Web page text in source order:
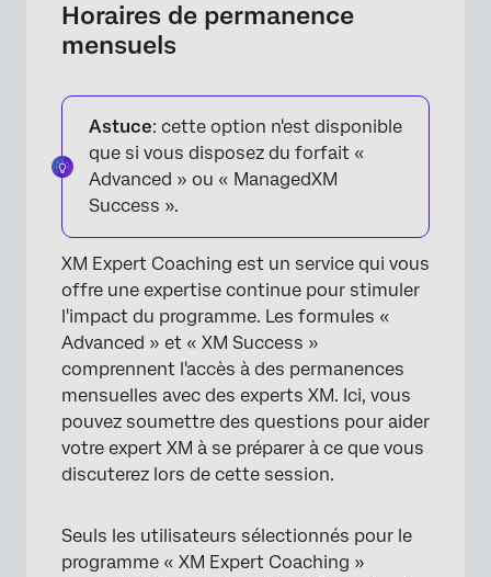
Horaires de permanence
mensuels
Astuce: cette option n'est disponible
que si vous disposez du forfait «
Advanced » ou « ManagedXM
Success ».
XM Expert Coaching est un service qui vous
offre une expertise continue pour stimuler
l'impact du programme. Les formules «
Advanced » et « XM Success »
comprennent l'accès à des permanences
mensuelles avec des experts XM. Ici, vous
pouvez soumettre des questions pour aider
votre expert XM à se préparer à ce que vous
discuterez lors de cette session.
Seuls les utilisateurs sélectionnés pour le
programme « XM Expert Coaching »